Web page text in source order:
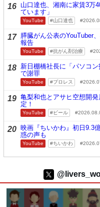
16 山口達也、湘南に家賃3万
ています」
YouTube 山口達也
17 膵臓がん公表のYouTuber
報告
YouTube 抗がん剤治療
18 新日棚橋社長に「パソコ
で謝罪
YouTube プロレス
19 亀梨和也とアサヒ空想開
定！
YouTube ビール
20 映画『ちいかわ』初日9.3
惑の声も
YouTube ちいかわ